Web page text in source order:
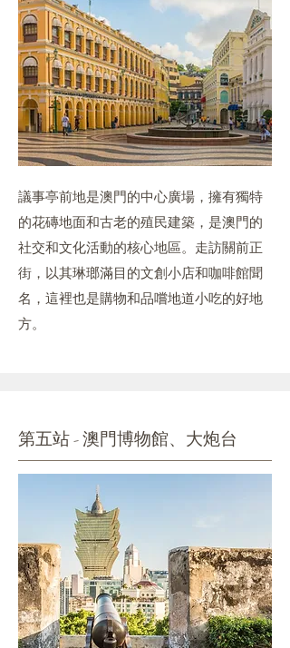
議事亭前地是澳門的中心廣場，擁有獨特
的花磚地面和古老的殖民建築，是澳門的
社交和文化活動的核心地區。走訪關前正
街，以其琳瑯滿目的文創小店和咖啡館聞
名，這裡也是購物和品嚐地道小吃的好地
方。
第五站 - 澳門博物館、大炮台